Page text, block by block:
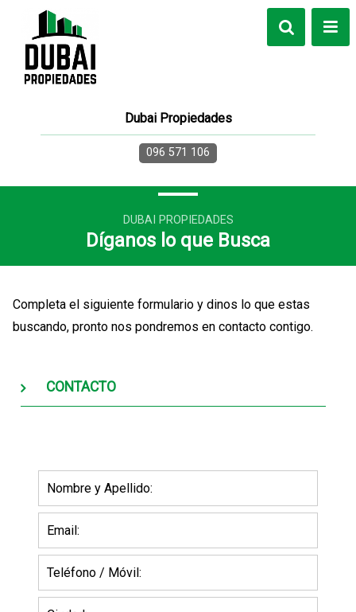
Dubai Propiedades
096 571 106
DUBAI PROPIEDADES
Díganos lo que Busca
Completa el siguiente formulario y dinos lo que estas
buscando, pronto nos pondremos en contacto contigo.
CONTACTO